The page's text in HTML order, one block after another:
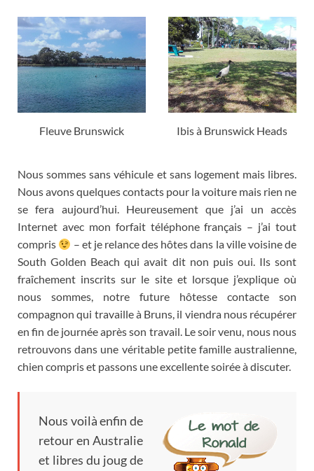
Fleuve Brunswick Ibis à Brunswick Heads
Nous sommes sans véhicule et sans logement mais libres.
Nous avons quelques contacts pour la voiture mais rien ne
se fera aujourd’hui. Heureusement que j’ai un accès
Internet avec mon forfait téléphone français – j’ai tout
compris
– et je relance des hôtes dans la ville voisine de
South Golden Beach qui avait dit non puis oui. Ils sont
fraîchement inscrits sur le site et lorsque j’explique où
nous sommes, notre future hôtesse contacte son
compagnon qui travaille à Bruns, il viendra nous récupérer
en fin de journée après son travail. Le soir venu, nous nous
retrouvons dans une véritable petite famille australienne,
chien compris et passons une excellente soirée à discuter.
Nous voilà enfin de
retour en Australie
et libres du joug de